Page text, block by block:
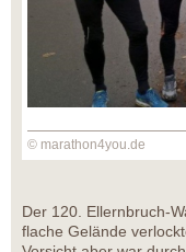
© marathon4you.de
Der 120. Ellernbruch-
flache Gelände